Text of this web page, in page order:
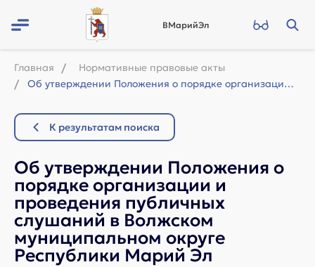
ВМарийЭл
Главная
Нормативные правовые акты
Об утверждении Положения о порядке организации и проведения публичных слушаний в...
К результатам поиска
Об утверждении Положения о
порядке организации и
проведения публичных
слушаний в Волжском
муниципальном округе
Республики Марий Эл